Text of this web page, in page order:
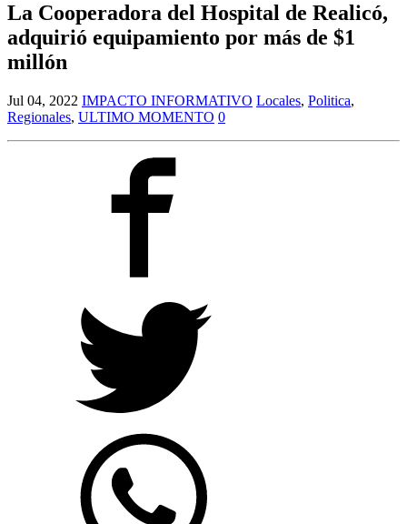
La Cooperadora del Hospital de Realicó,
adquirió equipamiento por más de $1
millón
Jul 04, 2022 IMPACTO INFORMATIVO Locales, Politica,
Regionales, ULTIMO MOMENTO 0